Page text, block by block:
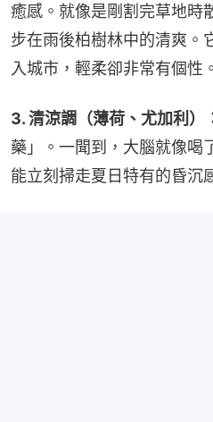
癒感。就像是剛割完草地時
步在雨後柏樹林中的清爽。
入城市，輕柔卻非常有個性。
3. 清涼調（薄荷、尤加利）
藥」。一聞到，大腦就像喝
能立刻掃走夏日特有的昏沉